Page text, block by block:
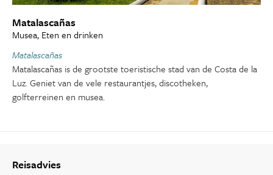
Matalascañas
Musea, Eten en drinken
Matalascañas
Matalascañas is de grootste toeristische stad van de Costa de la
Luz. Geniet van de vele restaurantjes, discotheken,
golfterreinen en musea.
Reisadvies